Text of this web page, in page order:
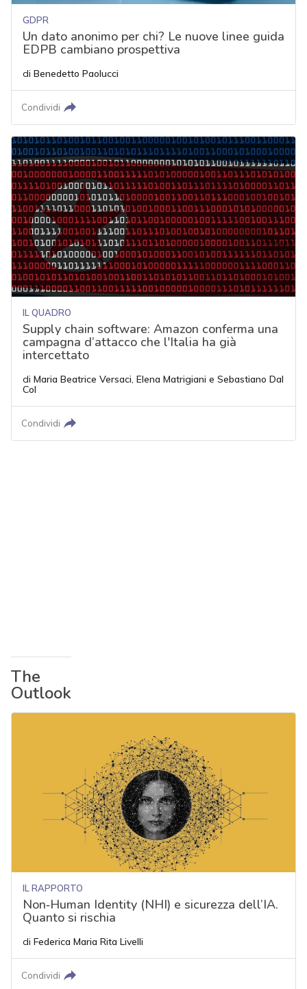
GDPR
Un dato anonimo per chi? Le nuove linee guida
EDPB cambiano prospettiva
di Benedetto Paolucci
Condividi
IL QUADRO
Supply chain software: Amazon conferma una
campagna d’attacco che l'Italia ha già
intercettato
di Maria Beatrice Versaci, Elena Matrigiani e Sebastiano Dal
Col
Condividi
The
Outlook
IL RAPPORTO
Non‑Human Identity (NHI) e sicurezza dell’IA.
Quanto si rischia
di Federica Maria Rita Livelli
Condividi